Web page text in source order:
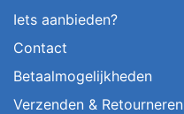
Iets aanbieden?
Contact
Betaalmogelijkheden
Verzenden & Retourneren